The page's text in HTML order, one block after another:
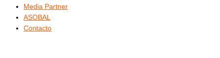
Media Partner
ASOBAL
Contacto